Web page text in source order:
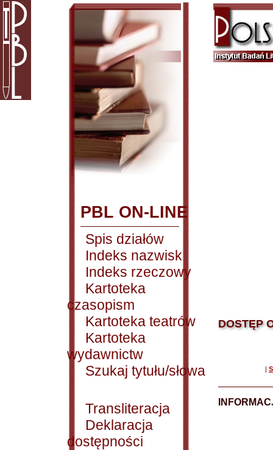
PBL ON-LINE
Spis działów
Indeks nazwisk
Indeks rzeczowy
Kartoteka
czasopism
Kartoteka teatrów
Kartoteka
wydawnictw
Szukaj tytułu/słowa
Transliteracja
Deklaracja
dostępności
DOSTĘP
|